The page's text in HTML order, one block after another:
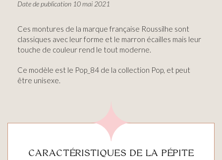
Date de publication 10 mai 2021
Ces montures de la marque française Roussilhe sont
classiques avec leur forme et le marron écailles mais leur
touche de couleur rend le tout moderne.
Ce modèle est le Pop_84 de la collection Pop, et peut
être unisexe.
CARACTÉRISTIQUES DE LA PÉPITE